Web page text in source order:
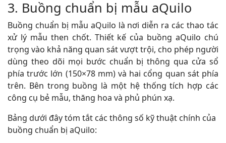
3. Buồng chuẩn bị mẫu aQuilo
Buồng chuẩn bị mẫu aQuilo là nơi diễn ra các thao tác
xử lý mẫu then chốt. Thiết kế của buồng aQuilo chú
trọng vào khả năng quan sát vượt trội, cho phép người
dùng theo dõi mọi bước chuẩn bị thông qua cửa sổ
phía trước lớn (150×78 mm) và hai cổng quan sát phía
trên. Bên trong buồng là một hệ thống tích hợp các
công cụ bẻ mẫu, thăng hoa và phủ phún xạ.
Bảng dưới đây tóm tắt các thông số kỹ thuật chính của
buồng chuẩn bị aQuilo: